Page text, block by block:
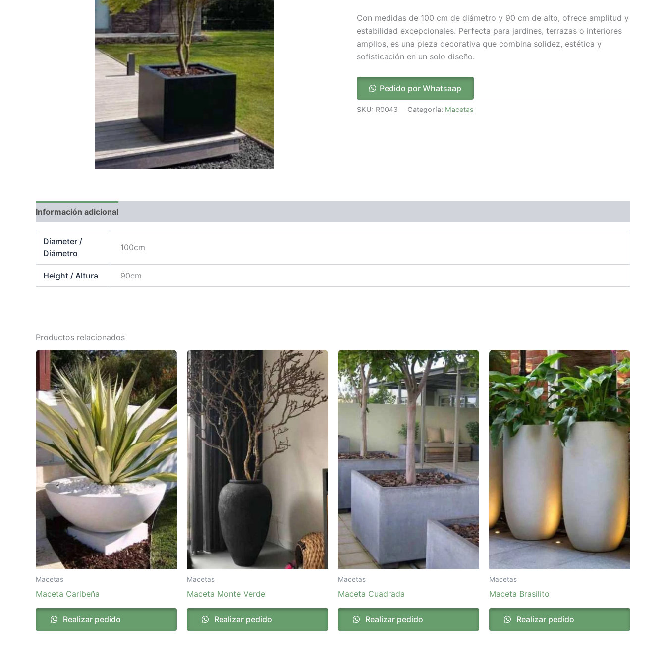
Con medidas de 100 cm de diámetro y 90 cm de alto, ofrece amplitud y
estabilidad excepcionales. Perfecta para jardines, terrazas o interiores
amplios, es una pieza decorativa que combina solidez, estética y
sofisticación en un solo diseño.
Pedido por Whatsaap
SKU: R0043 Categoría: Macetas
Información adicional
Diameter /
Diámetro
100cm
Height / Altura 90cm
Productos relacionados
Macetas
Maceta Caribeña
Realizar pedido
Macetas
Maceta Monte Verde
Realizar pedido
Macetas
Maceta Cuadrada
Realizar pedido
Macetas
Maceta Brasilito
Realizar pedido